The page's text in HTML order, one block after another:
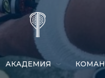
АКАДЕМИЯ